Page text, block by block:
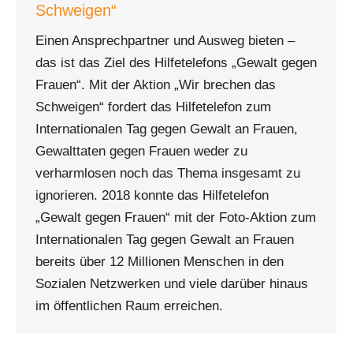
Schweigen“
Einen Ansprechpartner und Ausweg bieten –
das ist das Ziel des Hilfetelefons „Gewalt gegen
Frauen“. Mit der Aktion „Wir brechen das
Schweigen“ fordert das Hilfetelefon zum
Internationalen Tag gegen Gewalt an Frauen,
Gewalttaten gegen Frauen weder zu
verharmlosen noch das Thema insgesamt zu
ignorieren. 2018 konnte das Hilfetelefon
„Gewalt gegen Frauen“ mit der Foto-Aktion zum
Internationalen Tag gegen Gewalt an Frauen
bereits über 12 Millionen Menschen in den
Sozialen Netzwerken und viele darüber hinaus
im öffentlichen Raum erreichen.